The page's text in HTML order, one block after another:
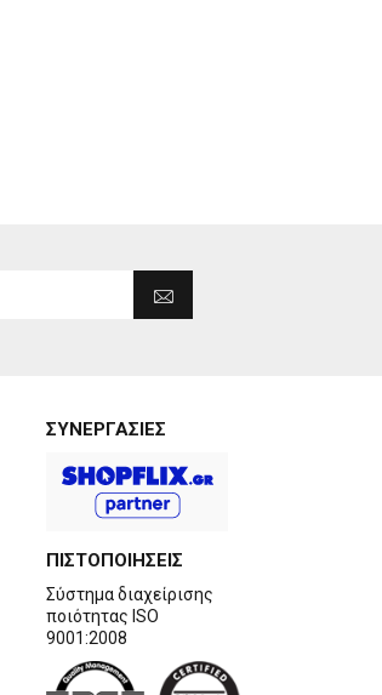
ΣΥΝΕΡΓΑΣΙΕΣ
ΠΙΣΤΟΠΟΙΗΣΕΙΣ
Σύστημα διαχείρισης
ποιότητας ISO
9001:2008